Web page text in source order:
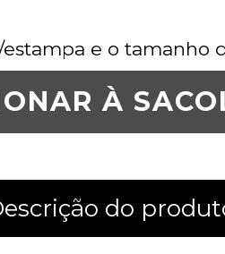
estampa e o tamanho
À
do